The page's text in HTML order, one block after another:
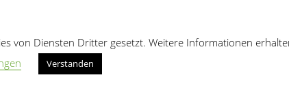
von Diensten Dritter gesetzt. Weitere Informationen
Verstanden